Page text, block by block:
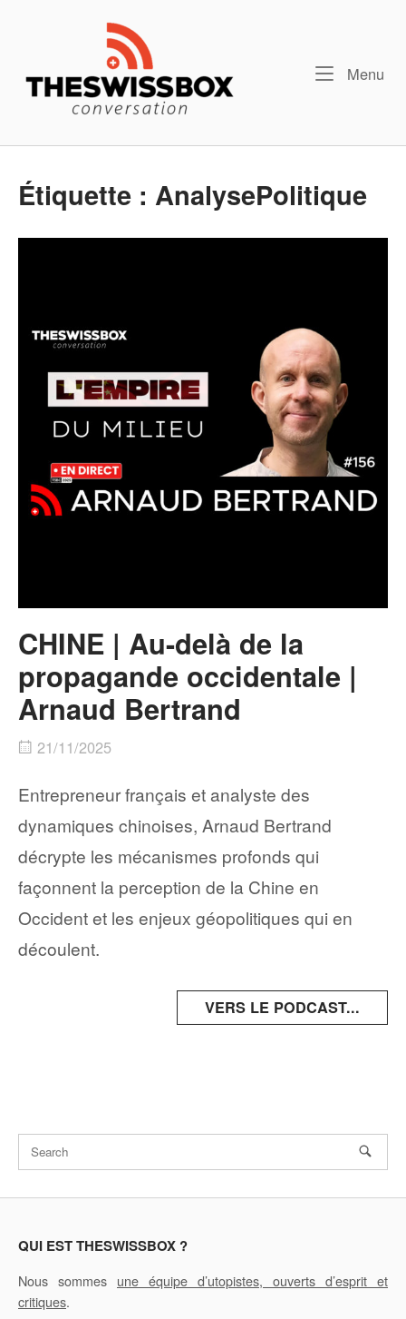
Menu
Étiquette : AnalysePolitique
CHINE | Au-delà de la
propagande occidentale |
Arnaud Bertrand
21/11/2025
Entrepreneur français et analyste des
dynamiques chinoises, Arnaud Bertrand
décrypte les mécanismes profonds qui
façonnent la perception de la Chine en
Occident et les enjeux géopolitiques qui en
découlent.
VERS LE PODCAST...
QUI EST THESWISSBOX ?
Nous sommes une équipe d’utopistes, ouverts d’esprit et
critiques.